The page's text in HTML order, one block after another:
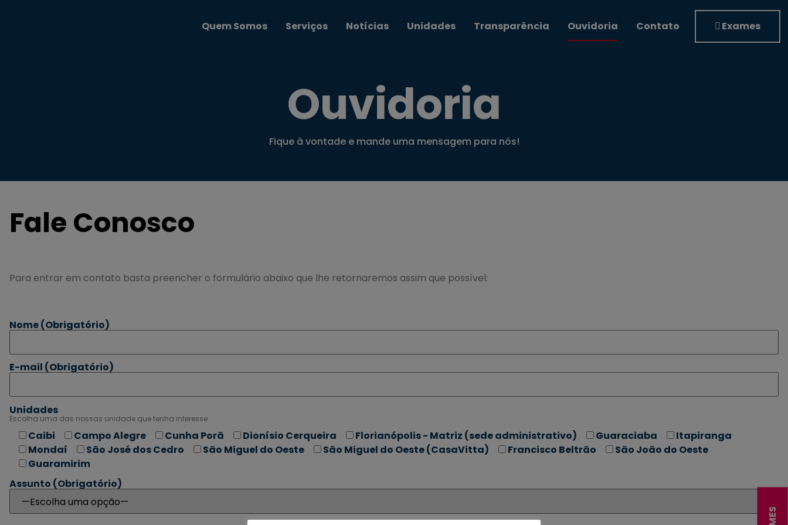
Quem Somos Serviços Notícias Unidades Transparência Ouvidoria Contato Exames
Ouvidoria
Fique à vontade e mande uma mensagem para nós!
Fale Conosco
Para entrar em contato basta preencher o formulário abaixo que lhe retornaremos assim que possível:
Nome(Obrigatório)
E-mail (Obrigatório)
Unidades
Escolha uma das nossas unidade que tenha interesse
Caibi Campo Alegre Cunha Porã Dionísio Cerqueira Florianópolis - Matriz (sede administrativo) Guaraciaba
Itapiranga
Mondaí
São José dos Cedro São Miguel do Oeste São Miguel do Oeste (CasaVitta) Francisco Beltrão
São João do Oeste
Guaramirim
Assunto (Obrigatório)